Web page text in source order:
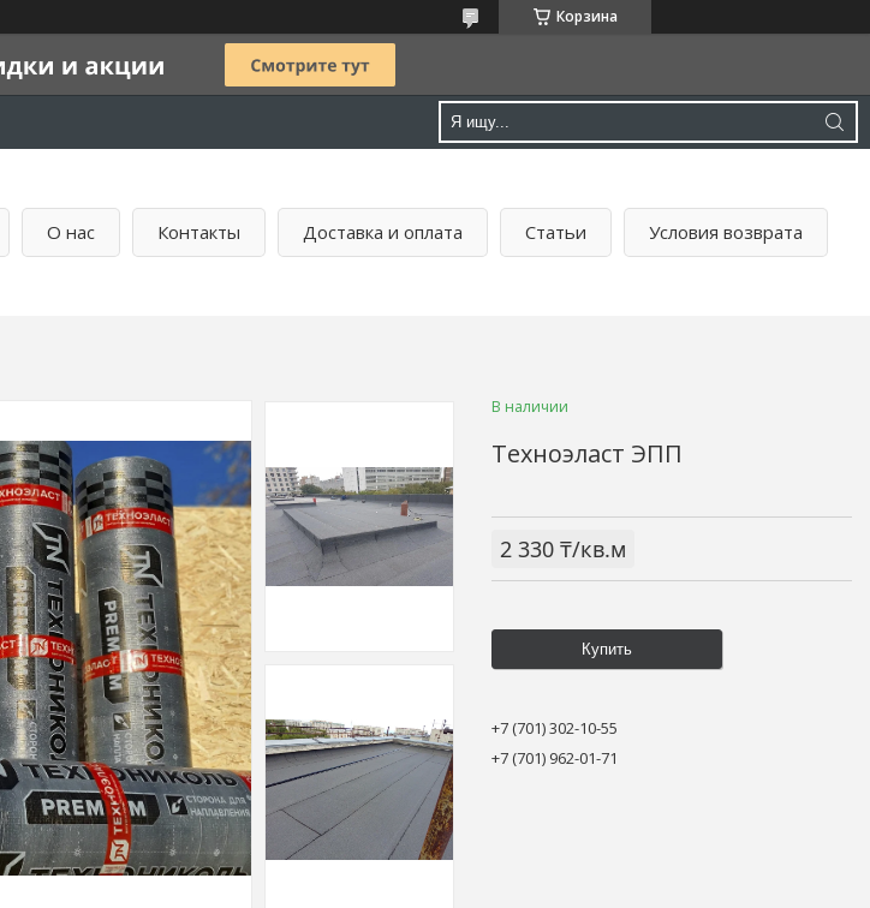
Корзина
О нас Контакты Доставка и оплата Статьи Условия возврата
В наличии
Техноэласт ЭПП
2 330 ₸/кв.м
Купить
+7 (701) 302-10-55
+7 (701) 962-01-71